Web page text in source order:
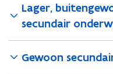
Lager,
secundair
Gewoon